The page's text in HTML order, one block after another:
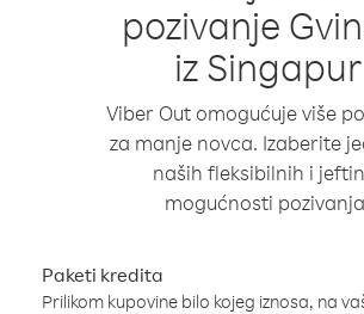
pozivanje
iz Singapur
Viber Out omogućuje više
za manje novca. Izaberite
naših fleksibilnih i
mogućnosti
Paketi kredita
Prilikom kupovine bilo kojeg iznosa, na